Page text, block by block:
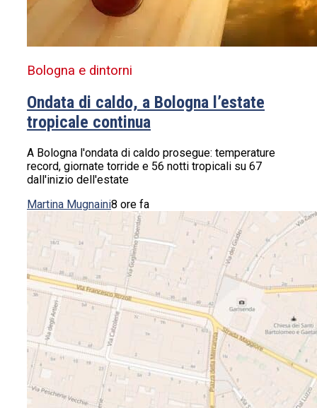
Bologna e dintorni
Ondata di caldo, a Bologna l’estate
tropicale continua
A Bologna l'ondata di caldo prosegue: temperature
record, giornate torride e 56 notti tropicali su 67
dall'inizio dell'estate
Martina Mugnaini8 ore fa